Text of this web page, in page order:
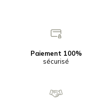
Paiement 100%
sécurisé